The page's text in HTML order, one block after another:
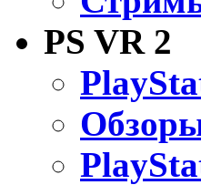
PS VR 2